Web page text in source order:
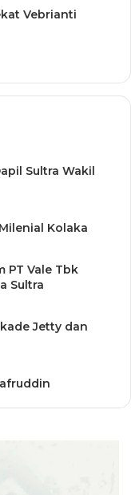
Vebrianti
Sultra Wakil
Kolaka
PT Vale Tbk
Sultra
Jetty dan